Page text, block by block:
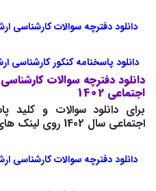
دانلود دفترچه سوالات کارشناسی
دانلود پاسخنامه کنکور کارشناسی
دانلود دفترچه سوالات
اجتماعی 1402
برای دانلود سوالات و کلید
اجتماعی سال 1402 روی لینک های زیر کلیک کنید.
دانلود دفترچه سوالات کارشناسی